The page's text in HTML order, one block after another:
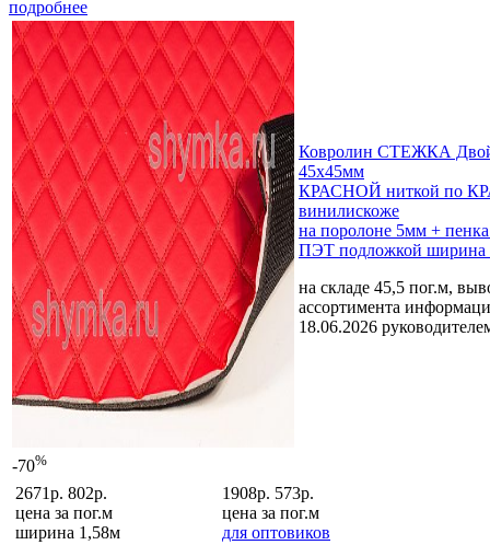
подробнее
-70%
Ковролин СТЕЖКА
45х45мм
КРАСНОЙ ниткой по
винилискоже
на поролоне 5мм +
ПЭТ подложкой ширина
на складе 45,5 пог.м,
ассортимента
18.06.2026
2671р. 802р.
цена за пог.м
ширина 1,58м
1908р. 573р.
цена за пог.м
для оптовиков